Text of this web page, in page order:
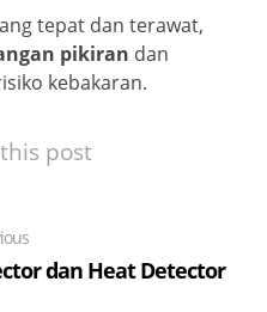
tepat dan terawat,
pikiran dan
kebakaran.
post
dan Heat Detector